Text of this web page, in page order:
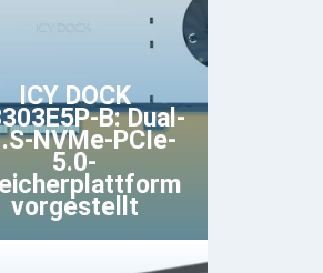
ICY DOCK
B: Dual-
NVMe-PCIe-
5.0-
vorgestellt